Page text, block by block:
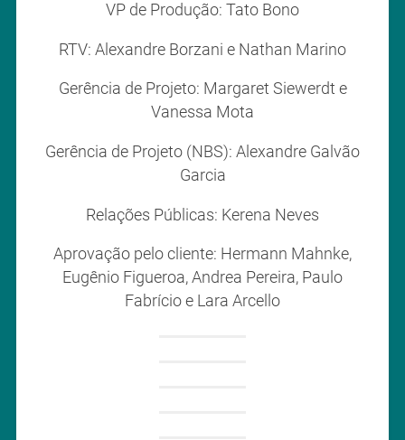
VP de Produção: Tato Bono
RTV: Alexandre Borzani e Nathan Marino
Gerência de Projeto: Margaret Siewerdt e
Vanessa Mota
Gerência de Projeto (NBS): Alexandre Galvão
Garcia
Relações Públicas: Kerena Neves
Aprovação pelo cliente: Hermann Mahnke,
Eugênio Figueroa, Andrea Pereira, Paulo
Fabrício e Lara Arcello